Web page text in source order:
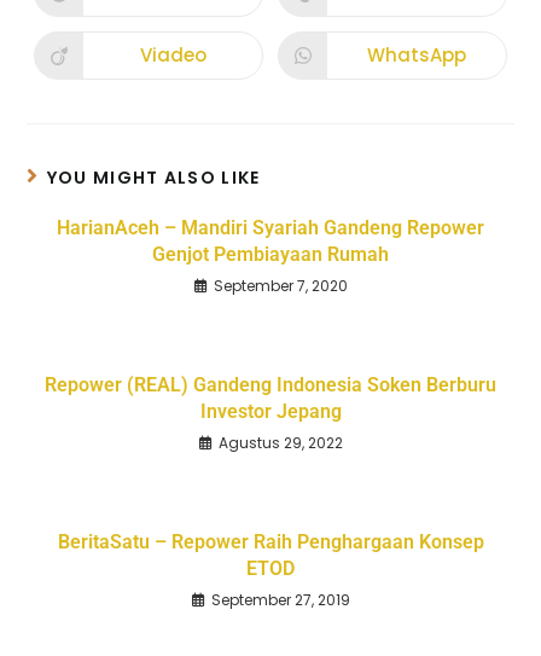
Viadeo WhatsApp
YOU MIGHT ALSO LIKE
HarianAceh – Mandiri Syariah Gandeng Repower
Genjot Pembiayaan Rumah
September 7, 2020
Repower (REAL) Gandeng Indonesia Soken Berburu
Investor Jepang
Agustus 29, 2022
BeritaSatu – Repower Raih Penghargaan Konsep
ETOD
September 27, 2019